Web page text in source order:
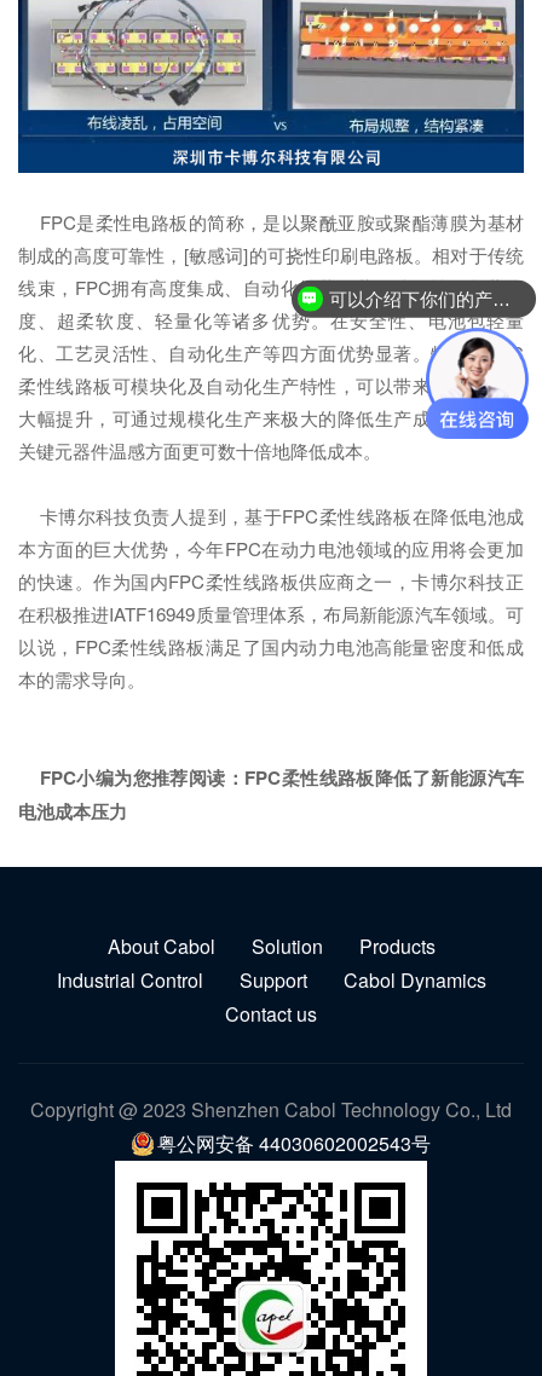
FPC是柔性电路板的简称，是以聚酰亚胺或聚酯薄膜为基材
制成的高度可靠性，[敏感词]的可挠性印刷电路板。相对于传统
线束，FPC拥有高度集成、自动化组装、装配准确性、超薄厚
度、超柔软度、轻量化等诸多优势。在安全性、电池包轻量
化、工艺灵活性、自动化生产等四方面优势显著。特别是FPC
柔性线路板可模块化及自动化生产特性，可以带来生产效率的
大幅提升，可通过规模化生产来极大的降低生产成本，同时在
关键元器件温感方面更可数十倍地降低成本。
卡博尔科技负责人提到，基于FPC柔性线路板在降低电池成
本方面的巨大优势，今年FPC在动力电池领域的应用将会更加
的快速。作为国内FPC柔性线路板供应商之一，卡博尔科技正
在积极推进IATF16949质量管理体系，布局新能源汽车领域。可
以说，FPC柔性线路板满足了国内动力电池高能量密度和低成
本的需求导向。
FPC小编为您推荐阅读： FPC柔性线路板降低了新能源汽车
电池成本压力
About Cabol Solution
Products
Industrial Control
Support
Cabol Dynamics
Contact us
Copyright @ 2023 Shenzhen Cabol Technology Co., Ltd
粤公网安备 44030602002543号
可以介绍下你们的产品么？